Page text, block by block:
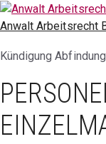
Zum
Inhalt
Anwalt Arbeitsrecht
Kündigung